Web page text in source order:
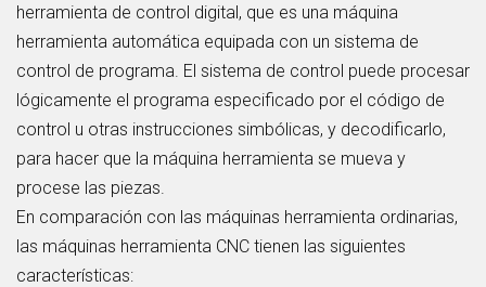
herramienta de control digital, que es una máquina
herramienta automática equipada con un sistema de
control de programa. El sistema de control puede procesar
lógicamente el programa especificado por el código de
control u otras instrucciones simbólicas, y decodificarlo,
para hacer que la máquina herramienta se mueva y
procese las piezas.
En comparación con las máquinas herramienta ordinarias,
las máquinas herramienta CNC tienen las siguientes
características: